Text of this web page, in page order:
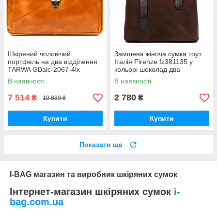
Шкіряний чоловічий
портфель на два відділення
TARWA GBalc-2067-4lx
медовий
В наявності
7 514 ₴ 10 889 ₴
Купити
Замшева жіноча сумка тоут
Італія Firenze fz381135 у
кольорі шоколад два
відділення
В наявності
2 780 ₴
Купити
Показати ще
I-BAG магазин та виробник шкіряних сумок
Інтернет-магазин шкіряних сумок i-
bag.com.ua